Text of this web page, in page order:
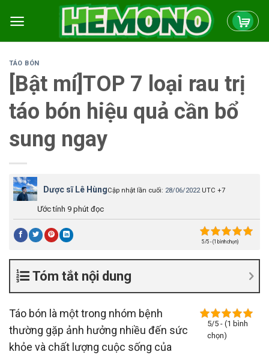
TÁO BÓN
[Bật mí]TOP 7 loại rau trị
táo bón hiệu quả cần bổ
sung ngay
Dược sĩ Lê HùngCập nhật lần cuối: 28/06/2022 UTC +7
Ước tính 9 phút đọc
5/5 - (1 bình chọn)
Tóm tắt nội dung
5/5 - (1 bình
chọn)
Táo bón là một trong nhóm bệnh
thường gặp ảnh hưởng nhiều đến sức
khỏe và chất lượng cuộc sống của